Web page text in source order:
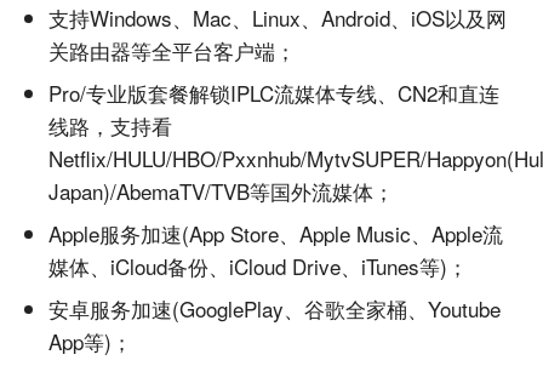
支持Windows、Mac、Linux、Android、iOS以及网
关路由器等全平台客户端；
Pro/专业版套餐解锁IPLC流媒体专线、CN2和直连
线路，支持看
Netflix/HULU/HBO/Pxxnhub/MytvSUPER/
Japan)/AbemaTV/TVB等国外流媒体；
Apple服务加速(App Store、Apple Music、Apple流
媒体、iCloud备份、iCloud Drive、iTunes等)；
安卓服务加速(GooglePlay、谷歌全家桶、Youtube
App等)；